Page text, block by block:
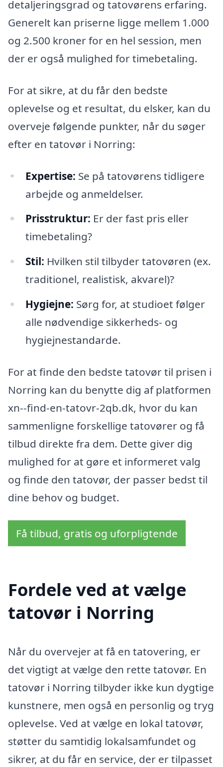
detaljeringsgrad og tatovørens erfaring.
Generelt kan priserne ligge mellem 1.000
og 2.500 kroner for en hel session, men
der er også mulighed for timebetaling.
For at sikre, at du får den bedste
oplevelse og et resultat, du elsker, kan du
overveje følgende punkter, når du søger
efter en tatovør i Norring:
Expertise: Se på tatovørens tidligere
arbejde og anmeldelser.
Prisstruktur: Er der fast pris eller
timebetaling?
Stil: Hvilken stil tilbyder tatovøren (ex.
traditionel, realistisk, akvarel)?
Hygiejne: Sørg for, at studioet følger
alle nødvendige sikkerheds- og
hygiejnestandarde.
For at finde den bedste tatovør til prisen i
Norring kan du benytte dig af platformen
xn--find-en-tatovr-2qb.dk, hvor du kan
sammenligne forskellige tatovører og få
tilbud direkte fra dem. Dette giver dig
mulighed for at gøre et informeret valg
og finde den tatovør, der passer bedst til
dine behov og budget.
Få tilbud, gratis og uforpligtende
Fordele ved at vælge
tatovør i Norring
Når du overvejer at få en tatovering, er
det vigtigt at vælge den rette tatovør. En
tatovør i Norring tilbyder ikke kun dygtige
kunstnere, men også en personlig og tryg
oplevelse. Ved at vælge en lokal tatovør,
støtter du samtidig lokalsamfundet og
sikrer, at du får en service, der er tilpasset